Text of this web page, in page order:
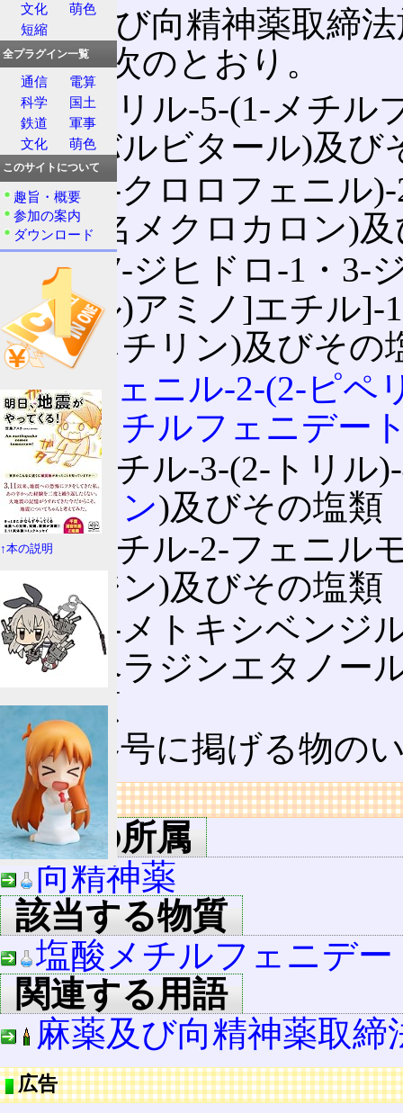
麻薬及び向精神薬取締
のは、次のとおり。
5-アリル-5-(1-メチ
コバルビタール)及び
3-(2-クロロフェニル
(別名メクロカロン)
3・7-ジヒドロ-1・3-
チル)アミノ]エチル]-
ェネチリン)及びその
2-フェニル-2-(2-ピペ
名メチルフェニデー
2-メチル-3-(2-トリル
カロン)及びその塩類
3-メチル-2-フェニル
ラジン)及びその塩類
α-(α-メトキシベンジ
ピペラジンエタノー
塩類
前各号に掲げる物の
リンク
用語の所属
向精神薬
該当する物質
塩酸メチルフェニデー
関連する用語
麻薬及び向精神薬取締
広告
文化
萌色
短縮
全プラグイン一覧
通信
電算
科学
国土
鉄道
軍事
文化
萌色
このサイトについて
趣旨・概要
参加の案内
ダウンロード
↑本の説明